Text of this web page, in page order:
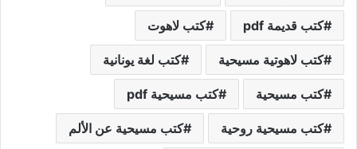
كتب قديمة pdf كتب لاهوت
كتب لاهوتية مسيحية كتب لغة يونانية
كتب مسيحية كتب مسيحية pdf
كتب مسيحية روحية كتب مسيحية عن الألم